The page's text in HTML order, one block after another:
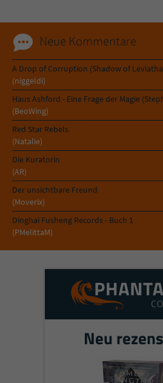
Neue Kommentare
A Drop of Corruption (Shadow of
(niggeldi)
Haus Ashford - Eine Frage der Magie
(BeoWing)
Red Star Rebels
(Natalie)
Die Kuratorin
(AR)
Der unsichtbare Freund
(Moverix)
Dinghai Fusheng Records - Buch 1
(PMelittaM)
Neu